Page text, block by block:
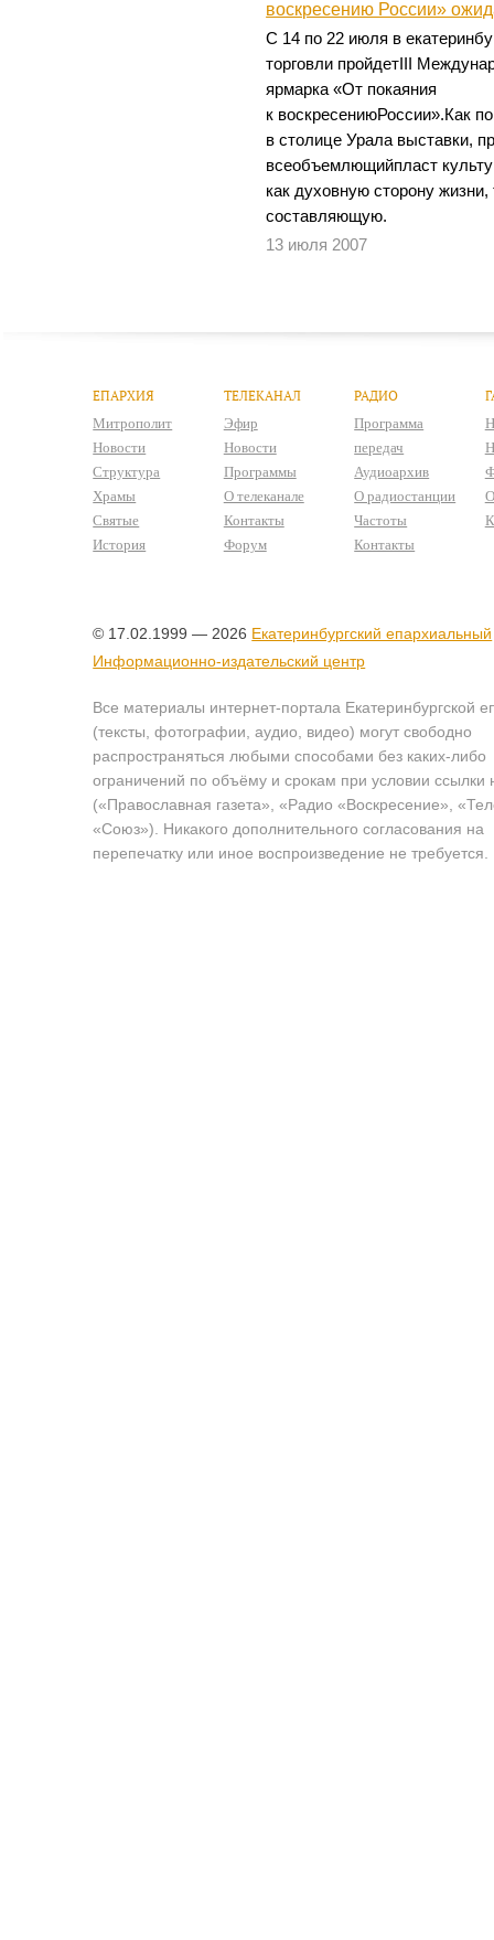
воскресению России»
С 14 по 22 июля в
торговли пройдетIII
ярмарка «От покаяния
к воскресениюРоссии».Как
в столице Урала выставки,
всеобъемлющийпласт
как духовную сторону
составляющую.
13 июля 2007
ЕПАРХИЯ
Митрополит
Новости
Структура
Храмы
Святые
История
ТЕЛЕКАНАЛ
Эфир
Новости
Программы
О телеканале
Контакты
Форум
РАДИО
Программа
передач
Аудиоархив
О радиостанции
Частоты
Контакты
© 17.02.1999 — 2026 Екатеринбургский епархиальный
Информационно-издательский центр
Все материалы интернет-портала Екатеринбургской
(тексты, фотографии, аудио, видео) могут свободно
распространяться любыми способами без каких-либо
ограничений по объёму и срокам при условии ссылки
(«Православная газета», «Радио «Воскресение»,
«Союз»). Никакого дополнительного согласования на
перепечатку или иное воспроизведение не требуется.